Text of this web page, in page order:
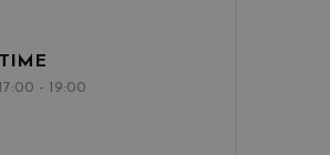
TIME
17:00 - 19:00